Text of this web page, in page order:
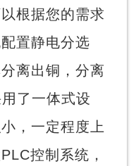
根据您的需求
置静电分选
离出铜，分离
了一体式设
，一定程度上
控制系统，